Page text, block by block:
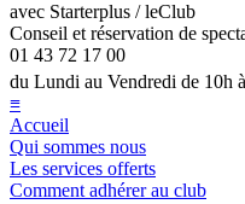
avec Starterplus / leClub
Conseil et réservation de
01 43 72 17 00
du Lundi au Vendredi de 10h
≡
Accueil
Qui sommes nous
Les services offerts
Comment adhérer au club